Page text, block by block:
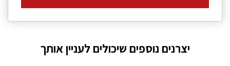
יצרנים נוספים שיכולים לעניין אותך